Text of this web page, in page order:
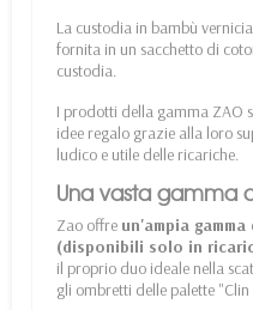
La custodia in bambù
fornita in un sacchetto di
custodia.
I prodotti della gamma ZAO
idee regalo grazie alla loro
ludico e utile delle ricariche.
Una vasta gamma
Zao offre un'ampia
(disponibili solo in
il proprio duo ideale nella
gli ombretti delle palette